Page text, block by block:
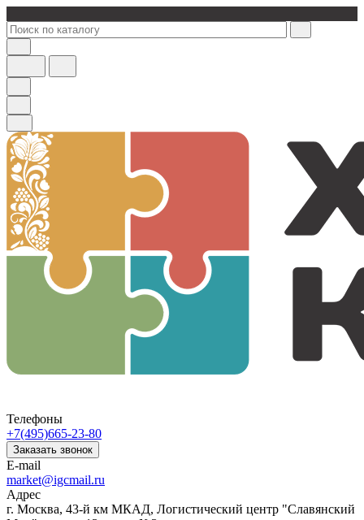
Телефоны
+7(495)665-23-80
Заказать звонок
E-mail
market@igcmail.ru
Адрес
г. Москва, 43-й км МКАД, Логистический центр "Славянский